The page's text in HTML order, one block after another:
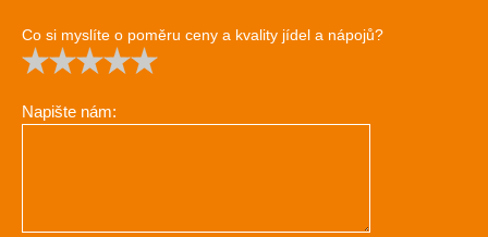
Co si myslíte o poměru ceny a kvality jídel a nápojů?
Napište nám: